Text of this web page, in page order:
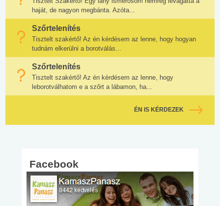
haját, de nagyon megbánta. Azóta...
Szőrtelenítés
Tisztelt szakértő! Az én kérdésem az lenne, hogy hogyan
tudnám elkerülni a borotválás...
Szőrtelenítés
Tisztelt szakértő! Az én kérdésem az lenne, hogy
leborotválhatom e a szőrt a lábamon, ha...
ÉN IS KÉRDEZEK
Facebook